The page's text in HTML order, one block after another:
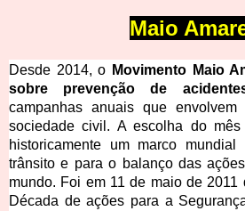
Maio
Desde 2014, o Movimento Maio
sobre prevenção de
campanhas anuais que
sociedade civil. A escolha do
historicamente um marco
trânsito e para o balanço das
mundo. Foi em 11 de maio de 2011
Década de ações para a